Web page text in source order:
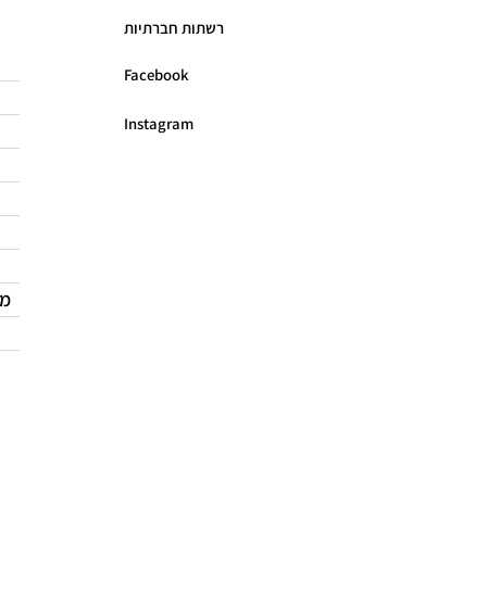
רשתות חברתיות
Facebook
Instagram